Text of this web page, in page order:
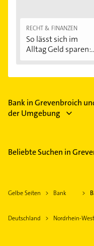
RECHT & FINANZEN
So lässt sich im
Alltag Geld
Bank in Grevenbroich
der Umgebung
Beliebte Suchen in
Gelbe Seiten Bank
Deutschland Nordrhein-